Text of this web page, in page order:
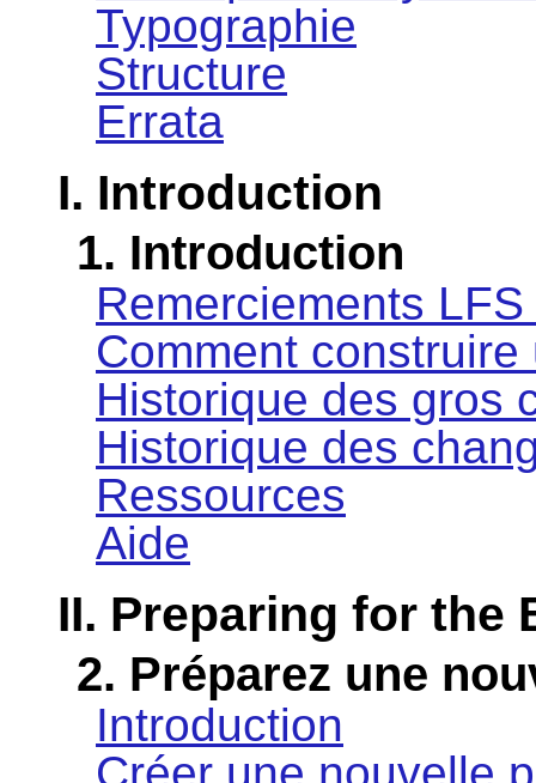
Typographie
Structure
Errata
I. Introduction
1. Introduction
Remerciements
Comment
Historique des gros
Historique des
Ressources
Aide
II. Preparing for the
2. Préparez une
Introduction